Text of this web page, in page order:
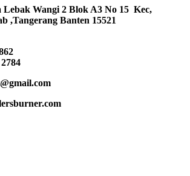
Lebak Wangi 2 Blok A3 No 15 Kec,
,Tangerang Banten 15521